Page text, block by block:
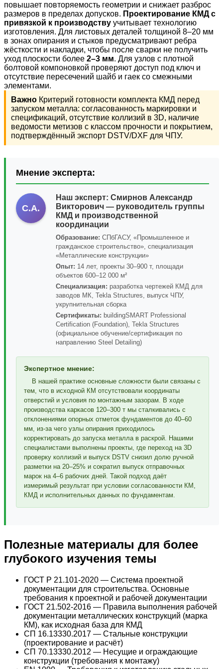
повышает повторяемость геометрии и снижает разброс
размеров в пределах допусков. Проектирование КМД с
привязкой к производству учитывает технологию
изготовления. Для листовых деталей толщиной 8–20 мм
в зонах опирания и стыков предусматривают ребра
жёсткости и накладки, чтобы после сварки не получить
уход плоскости более 2–3 мм. Для узлов с плотной
болтовой компоновкой проверяют доступ под ключ и
отсутствие пересечений шайб и гаек со смежными
элементами.
Важно Критерий готовности комплекта КМД перед
запуском металла: согласованность маркировки и
спецификаций, отсутствие коллизий в 3D, наличие
ведомости метизов с классом прочности и покрытием,
подтверждённый экспорт DSTV/DXF для ЧПУ.
Мнение эксперта:
С.А.
Наш эксперт: Смирнов Александр
Викторович — руководитель группы
КМД и производственной
координации
Образование: СПбГАСУ, «Промышленное и
гражданское строительство», специализация
«Металлические конструкции»
Опыт: 14 лет, проекты 30–900 т, площади
объектов 600–12 000 м²
Специализация: разработка чертежей КМД для
заводов МК, Tekla Structures, выпуск ЧПУ,
укрупнительная сборка
Сертификаты: buildingSMART Professional
Certification (Foundation), Tekla Structures
(официальное обучение/сертификация по
направлению Steel Detailing)
Экспертное мнение:
В нашей практике основные сложности были связаны с
тем, что в исходной КМ отсутствовали координаты
отверстий и условия по монтажным зазорам. В ходе
производства каркасов 120–300 т мы сталкивались с
отклонениями опорных отметок фундаментов до 40–60
мм, из-за чего узлы опирания приходилось
корректировать до запуска металла в раскрой. Нашими
специалистами выполнены проекты, где переход на 3D
проверку коллизий и выпуск DSTV снизил долю ручной
разметки на 20–25% и сократил выпуск отправочных
марок на 4–6 рабочих дней. Такой подход даёт
измеримый результат при условии согласованности КМ,
КМД и исполнительных данных по фундаментам.
Полезные материалы для более
глубокого изучения темы
ГОСТ Р 21.101-2020 — Система проектной
документации для строительства. Основные
требования к проектной и рабочей документации
ГОСТ 21.502-2016 — Правила выполнения рабочей
документации металлических конструкций (марка
КМ), как исходная база для КМД
СП 16.13330.2017 — Стальные конструкции
(проектирование и расчёт)
СП 70.13330.2012 — Несущие и ограждающие
конструкции (требования к монтажу)